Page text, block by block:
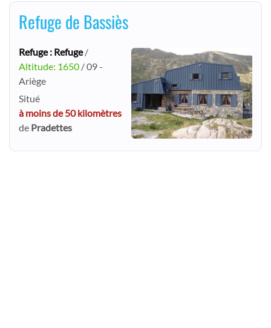
Refuge de Bassiès
Refuge : Refuge/
Altitude: 1650 / 09 -
Ariège
Situé
à moins de 50 kilomètres
de Pradettes